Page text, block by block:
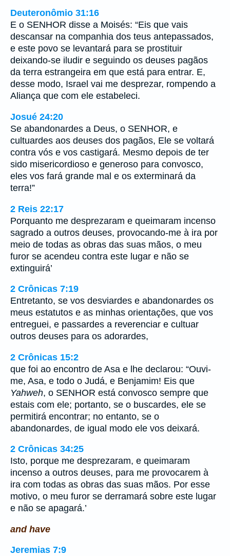
Deuteronômio 31:16
E o SENHOR disse a Moisés: “Eis que vais
descansar na companhia dos teus antepassados,
e este povo se levantará para se prostituir
deixando-se iludir e seguindo os deuses pagãos
da terra estrangeira em que está para entrar. E,
desse modo, Israel vai me desprezar, rompendo a
Aliança que com ele estabeleci.
Josué 24:20
Se abandonardes a Deus, o SENHOR, e
cultuardes aos deuses dos pagãos, Ele se voltará
contra vós e vos castigará. Mesmo depois de ter
sido misericordioso e generoso para convosco,
eles vos fará grande mal e os exterminará da
terra!”
2 Reis 22:17
Porquanto me desprezaram e queimaram incenso
sagrado a outros deuses, provocando-me à ira por
meio de todas as obras das suas mãos, o meu
furor se acendeu contra este lugar e não se
extinguirá’
2 Crônicas 7:19
Entretanto, se vos desviardes e abandonardes os
meus estatutos e as minhas orientações, que vos
entreguei, e passardes a reverenciar e cultuar
outros deuses para os adorardes,
2 Crônicas 15:2
que foi ao encontro de Asa e lhe declarou: “Ouvi-
me, Asa, e todo o Judá, e Benjamim! Eis que
Yahweh, o SENHOR está convosco sempre que
estais com ele; portanto, se o buscardes, ele se
permitirá encontrar; no entanto, se o
abandonardes, de igual modo ele vos deixará.
2 Crônicas 34:25
Isto, porque me desprezaram, e queimaram
incenso a outros deuses, para me provocarem à
ira com todas as obras das suas mãos. Por esse
motivo, o meu furor se derramará sobre este lugar
e não se apagará.’
and have
Jeremias 7:9